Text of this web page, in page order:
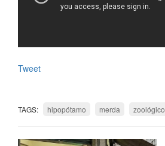
Tweet
TAGS: hipopótamo merda zoológico